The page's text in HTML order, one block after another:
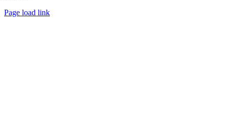
Page load link